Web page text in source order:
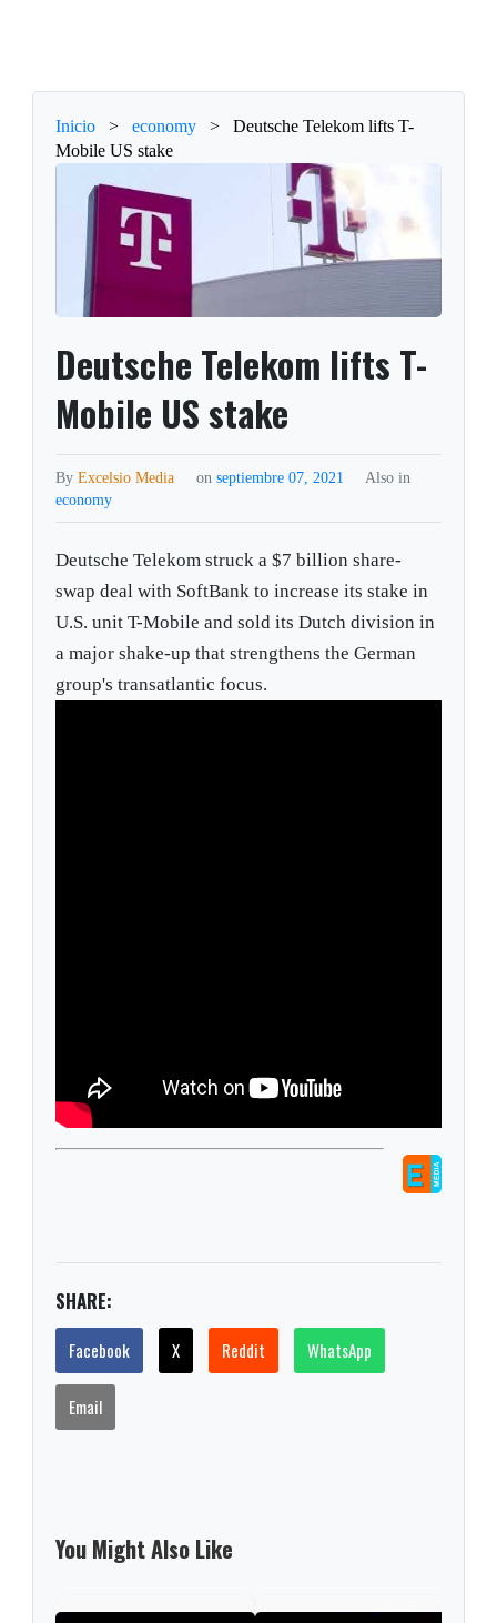
Inicio > economy >
Deutsche Telekom lifts T-
Mobile US stake
Deutsche Telekom lifts T-
Mobile US stake
ByExcelsio Media on septiembre 07, 2021
Also in
economy
Deutsche Telekom struck a $7 billion share-
swap deal with SoftBank to increase its stake in
U.S. unit T-Mobile and sold its Dutch division in
a major shake-up that strengthens the German
group's transatlantic focus.
SHARE:
Facebook X Reddit WhatsApp
Email
You Might Also Like